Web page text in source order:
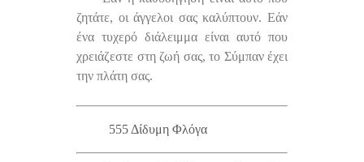
ζητάτε, οι άγγελοι σας καλύπτουν. Εάν
ένα τυχερό διάλειμμα είναι αυτό που
χρειάζεστε στη ζωή σας, το Σύμπαν έχει
την πλάτη σας.
555 Δίδυμη Φλόγα